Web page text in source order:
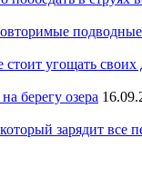
стоит угощать
берегу озера
зарядит все